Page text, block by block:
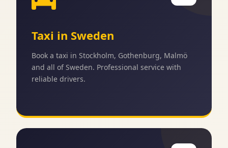
Taxi in Sweden
Book a taxi in Stockholm, Gothenburg, Malmö
and all of Sweden. Professional service with
reliable drivers.